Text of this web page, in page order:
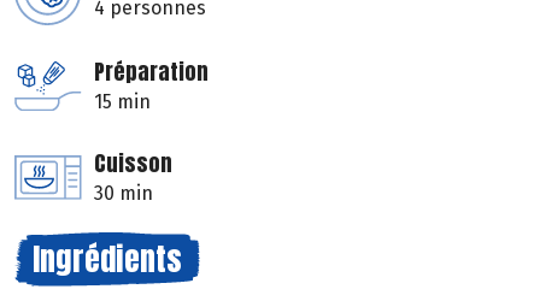
4 personnes
Préparation
15 min
Cuisson
30 min
Ingrédients